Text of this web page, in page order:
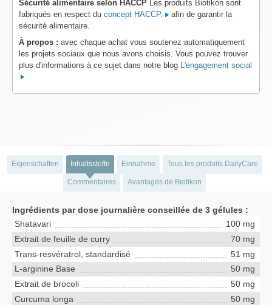
Sécurité alimentaire selon HACCP Les produits Biotikon sont
fabriqués en respect du concept HACCP,
afin de garantir la
sécurité alimentaire.
À propos : avec chaque achat vous soutenez automatiquement
les projets sociaux que nous avons choisis. Vous pouvez trouver
plus d'informations à ce sujet dans notre blog L'engagement social
Eigenschaften Inhaltsstoffe Einnahme Tous les produits DailyCare
Commentaires Avantages de Biotikon
Ingrédients par dose journalière conseillée de 3 gélules :
Shatavari
100 mg
Extrait de feuille de curry
70 mg
Trans-resvératrol, standardisé
51 mg
L-arginine Base
50 mg
Extrait de brocoli
50 mg
Curcuma longa
50 mg